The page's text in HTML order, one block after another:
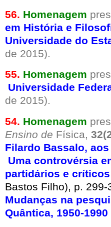
56. Homenagem
em História e
Universidade do
de 2015).
55. Homenagem
Universidade
de 2015).
54. Homenagem
Ensino de Física,
Filardo Bassalo, aos
Uma controvérsia
partidários e
Bastos Filho), p. 299-
Mudanças na
Quântica, 1950-1990